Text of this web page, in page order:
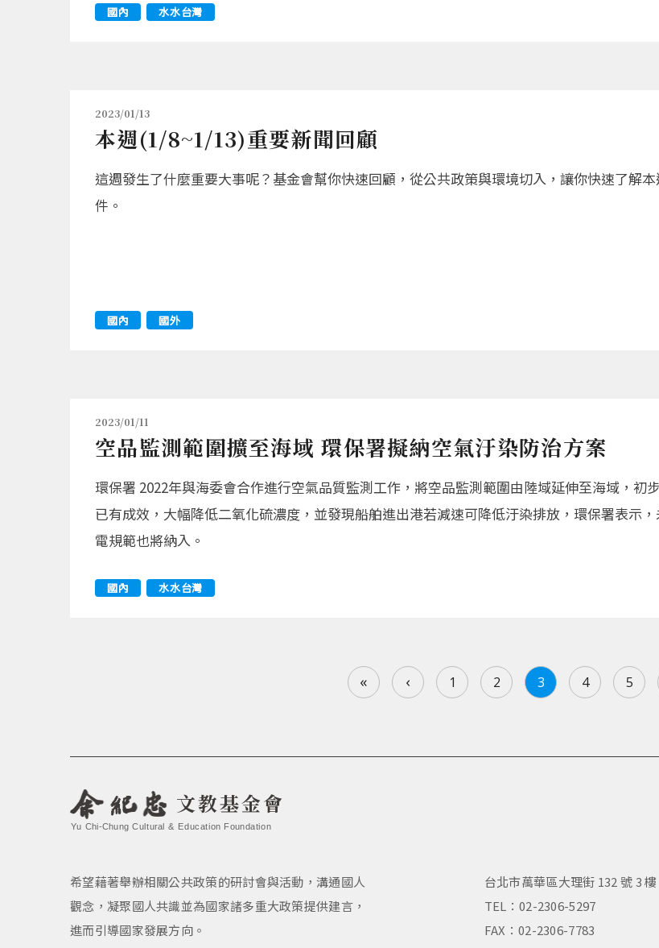
國內 水水台灣
2023/01/13
本週(1/8~1/13)重要新聞回顧
這週發生了什麼重要大事呢？基金會幫你快速回顧，從公共政策與環境切入，讓你快速了解
件。
國內 國外
2023/01/11
空品監測範圍擴至海域 環保署擬納空氣汙染防治方案
環保署 2022年與海委會合作進行空氣品質監測工作，將空品監測範圍由陸域延伸至海域，初
已有成效，大幅降低二氧化硫濃度，並發現船舶進出港若減速可降低汙染排放，環保署表示
電規範也將納入。
國內 水水台灣
« ‹ 1 2 3 4 5
文教基金會
Yu Chi-Chung Cultural & Education Foundation
希望藉著舉辦相關公共政策的研討會與活動，溝通國人
觀念，凝聚國人共識並為國家諸多重大政策提供建言，
進而引導國家發展方向。
台北市萬華區大理街 132 號 3 樓
TEL：02-2306-5297
FAX：02-2306-7783